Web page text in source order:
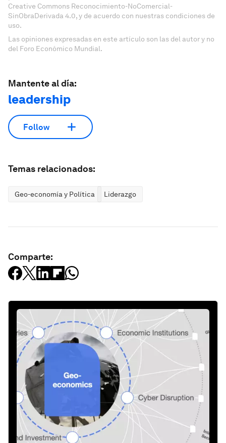
Creative Commons Reconocimiento-NoComercial-
SinObraDerivada 4.0, y de acuerdo con nuestras condiciones de
uso.
Las opiniones expresadas en este artículo son las del autor y no
del Foro Económico Mundial.
Mantente al día:
leadership
Follow
Temas relacionados:
Geo-economía y Política Liderazgo
Comparte: